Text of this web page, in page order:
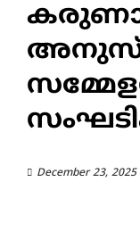
December 23, 2025